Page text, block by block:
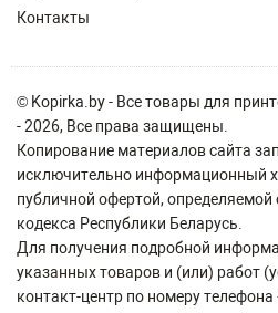
Контакты
© Kopirka.by - Все товары для
- 2026, Все права защищены.
Копирование материалов сайта
исключительно информационный
публичной офертой, определяемой
кодекса Республики Беларусь.
Для получения подробной
указанных товаров и (или) работ
контакт-центр по номеру